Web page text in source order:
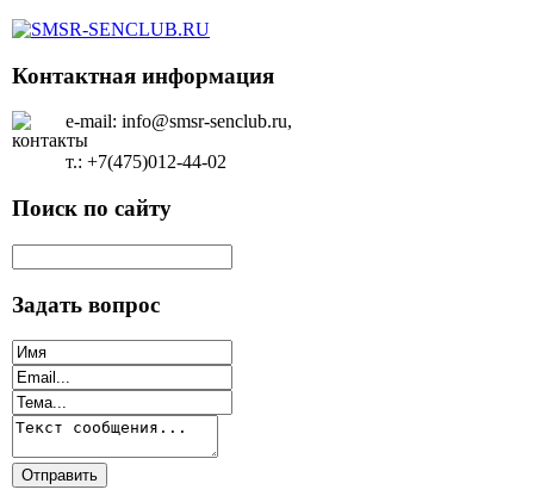
Контактная информация
e-mail: info@smsr-senclub.ru,
т.: +7(475)012-44-02
Поиск по сайту
Задать вопрос